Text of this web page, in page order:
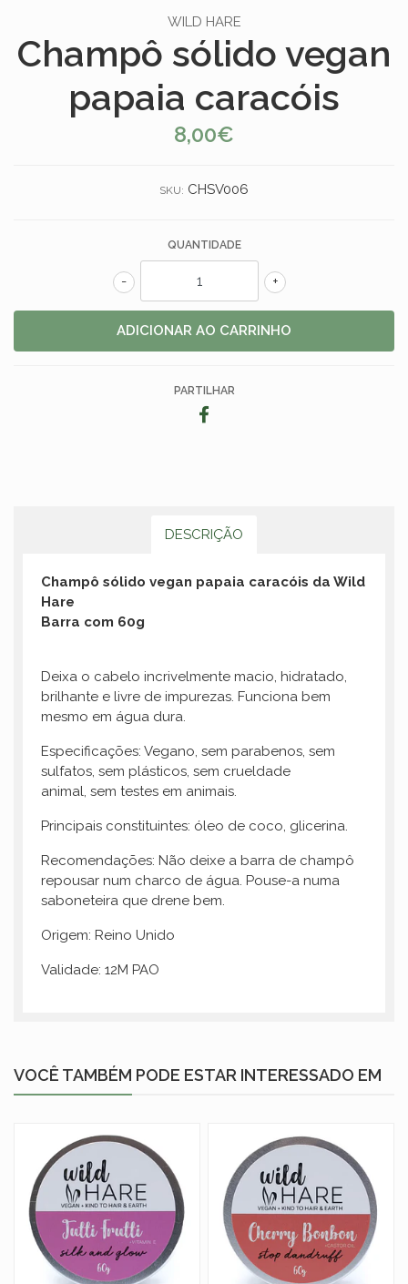
WILD HARE
Champô sólido vegan
papaia caracóis
8,00€
SKU: CHSV006
QUANTIDADE
+
-
PARTILHAR
DESCRIÇÃO
Champô sólido vegan papaia caracóis da Wild
Hare
Barra com 60g
Deixa o cabelo incrivelmente macio, hidratado,
brilhante e livre de impurezas. Funciona bem
mesmo em água dura.
Especificações: Vegano, sem parabenos, sem
sulfatos, sem plásticos, sem crueldade
animal, sem testes em animais.
Principais constituintes: óleo de coco, glicerina.
Recomendações: Não deixe a barra de champô
repousar num charco de água. Pouse-a numa
saboneteira que drene bem.
Origem: Reino Unido
Validade: 12M PAO
VOCÊ TAMBÉM PODE ESTAR INTERESSADO EM